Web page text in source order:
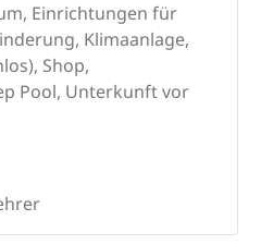
Einrichtungen für
Klimaanlage,
Shop,
Pool, Unterkunft vor